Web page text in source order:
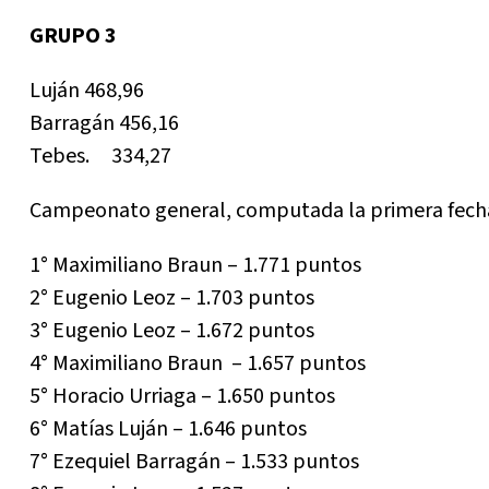
GRUPO 3
Luján 468,96
Barragán 456,16
Tebes. 334,27
Campeonato general, computada la primera
1° Maximiliano Braun – 1.771 puntos
2° Eugenio Leoz – 1.703 puntos
3° Eugenio Leoz – 1.672 puntos
4° Maximiliano Braun – 1.657 puntos
5° Horacio Urriaga – 1.650 puntos
6° Matías Luján – 1.646 puntos
7° Ezequiel Barragán – 1.533 puntos